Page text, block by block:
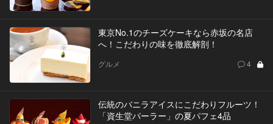
東京No.1のチーズケーキなら赤坂の名店
へ！こだわりの味を徹底解剖！
グルメ 4
伝統のバニラアイスにこだわりフルーツ！
「資生堂パーラー」の夏パフェ4品